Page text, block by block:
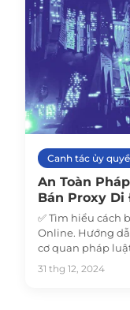
Canh tác ủy
An Toàn
Bán Proxy Di
✅ Tìm hiểu cách
Online. Hướng
cơ quan pháp
doanh nghiệp
bạn ngay hôm nay!
31 thg 12, 2024